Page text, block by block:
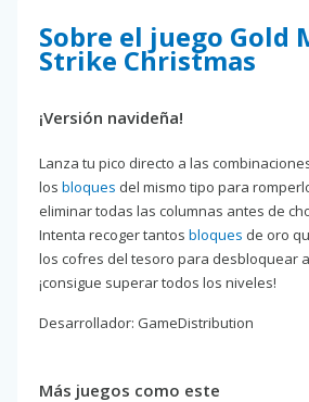
Sobre el juego Gold
Strike Christmas
¡Versión navideña!
Lanza tu pico directo a las
los bloques del mismo tipo para
eliminar todas las columnas antes de
Intenta recoger tantos bloques de oro
los cofres del tesoro para desbloquear
¡consigue superar todos los niveles!
Desarrollador: GameDistribution
Más juegos como este